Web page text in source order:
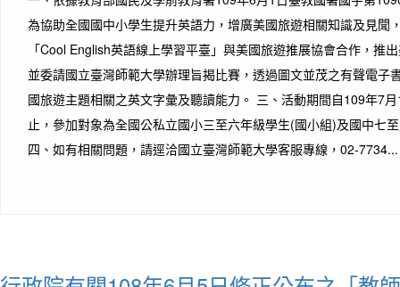
為協助全國國中小學生提升英語力，增廣美國旅遊相關知識及見聞
「Cool English英語線上學習平臺」與美國旅遊推展協會合作，推
並委請國立臺灣師範大學辦理旨揭比賽，透過圖文並茂之有聲電子
國旅遊主題相關之英文字彙及聽讀能力。 三、活動期間自109年7
止，參加對象為全國公私立國小三至六年級學生(國小組)及國中七
四、如有相關問題，請逕洽國立臺灣師範大學客服專線，02-